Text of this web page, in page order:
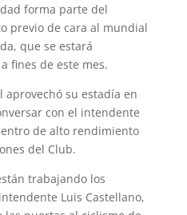
forma parte del
previo de cara al mundial
que se estará
fines de este mes.
aprovechó su estadía en
con el intendente
de alto rendimiento
del Club.
trabajando los
Luis Castellano,